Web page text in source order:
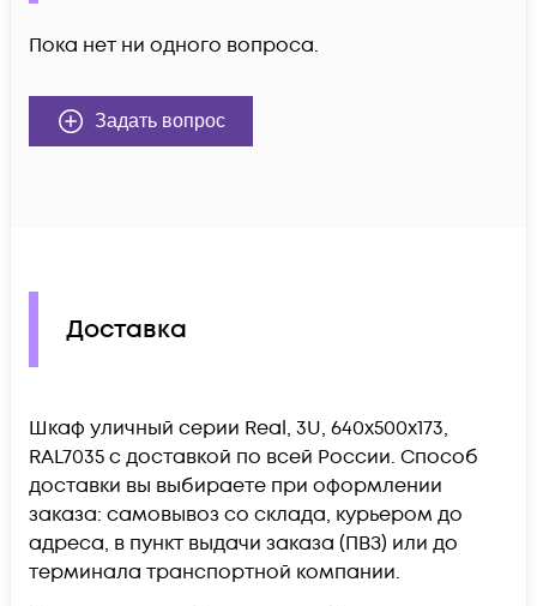
Пока нет ни одного вопроса.
Задать вопрос
Доставка
Шкаф уличный серии Real, 3U, 640х500х173,
RAL7035 c доставкой по всей России. Способ
доставки вы выбираете при оформлении
заказа: самовывоз со склада, курьером до
адреса, в пункт выдачи заказа (ПВЗ) или до
терминала транспортной компании.